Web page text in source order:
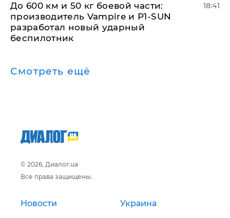
До 600 км и 50 кг боевой части:
производитель Vampire и P1-SUN
разработал новый ударный
беспилотник
18:41
Смотреть ещё
© 2026, Диалог.ua
Все права защищены.
Новости Украина